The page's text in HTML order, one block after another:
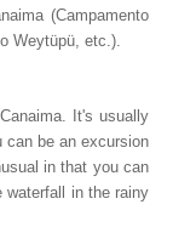
(Campamento
Weytüpü, etc.).
It's usually
can be an excursion
in that you can
waterfall in the rainy